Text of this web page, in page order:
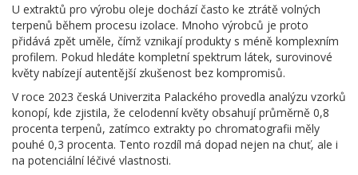
U extraktů pro výrobu oleje dochází často ke ztrátě volných
terpenů během procesu izolace. Mnoho výrobců je proto
přidává zpět uměle, čímž vznikají produkty s méně komplexním
profilem. Pokud hledáte kompletní spektrum látek, surovinové
květy nabízejí autentější zkušenost bez kompromisů.
V roce 2023 česká Univerzita Palackého provedla analýzu vzorků
konopí, kde zjistila, že celodenní květy obsahují průměrně 0,8
procenta terpenů, zatímco extrakty po chromatografii měly
pouhé 0,3 procenta. Tento rozdíl má dopad nejen na chuť, ale i
na potenciální léčivé vlastnosti.